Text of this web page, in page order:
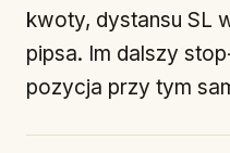
kwoty, dystansu SL
pipsa. Im dalszy
pozycja przy tym